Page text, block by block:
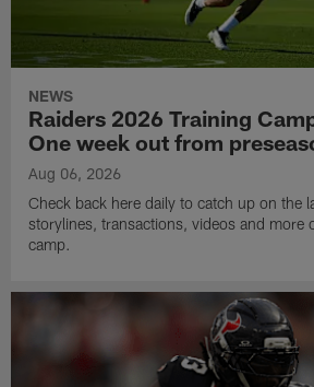
NEWS
Raiders 2026 Training
One week out from
Aug 06, 2026
Check back here daily to catch up on the
storylines, transactions, videos and more
camp.